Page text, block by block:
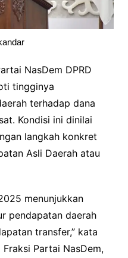
NasDem DPRD
tingginya
terhadap dana
Kondisi ini dinilai
langkah konkret
Asli Daerah atau
menunjukkan
pendapatan daerah
transfer,” kata
Partai NasDem,